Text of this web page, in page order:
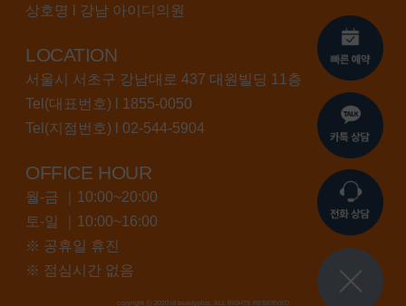
상호명 l 강남 아이디의원
LOCATION
서울시 서초구 강남대로 437 대원빌딩 11층
Tel(대표번호) l 1855-0050
Tel(지점번호) l 02-544-5904
OFFICE HOUR
월-금 ｜10:00~20:00
토-일 ｜10:00~16:00
※ 공휴일 휴진
※ 점심시간 없음
copyright ⓒ 2020 id beautyplus. ALL RIGHTS RESERVED